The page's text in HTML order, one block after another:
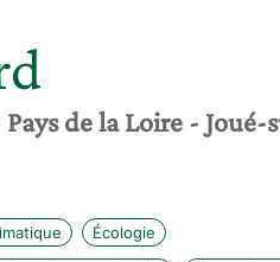
Pays de la Loire - Joué-
Écologie